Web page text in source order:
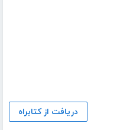
دریافت از کتابراه